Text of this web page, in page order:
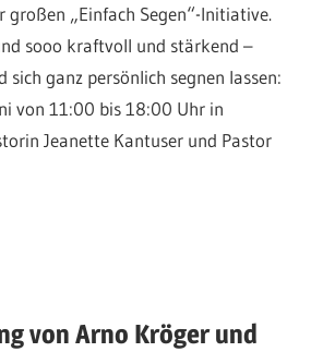
großen „Einfach Segen“-Initiative.
sooo kraftvoll und stärkend –
sich ganz persönlich segnen lassen:
von 11:00 bis 18:00 Uhr in
Jeanette Kantuser und Pastor
von Arno Kröger und